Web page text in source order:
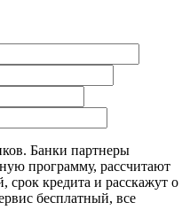
Банки партнеры
программу, рассчитают
кредита и расскажут о
бесплатный, все